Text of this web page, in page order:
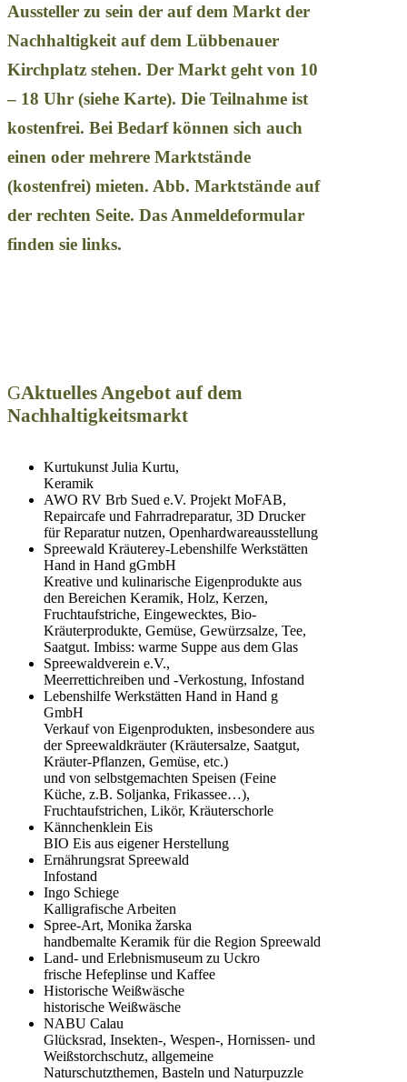
Aussteller zu sein der auf dem Markt der
Nachhaltigkeit auf dem Lübbenauer
Kirchplatz stehen. Der Markt geht von 10
– 18 Uhr (siehe Karte). Die Teilnahme ist
kostenfrei. Bei Bedarf können sich auch
einen oder mehrere Marktstände
(kostenfrei) mieten. Abb. Marktstände auf
der rechten Seite. Das Anmeldeformular
finden sie links.
Aktuelles Angebot auf dem
Nachhaltigkeitsmarkt
Kurtukunst Julia Kurtu,
Keramik
AWO RV Brb Sued e.V. Projekt MoFAB,
Repaircafe und Fahrradreparatur, 3D Drucker
für Reparatur nutzen, Openhardwareausstellung
Spreewald Kräuterey-Lebenshilfe Werkstätten
Hand in Hand gGmbH
Kreative und kulinarische Eigenprodukte aus
den Bereichen Keramik, Holz, Kerzen,
Fruchtaufstriche, Eingewecktes, Bio-
Kräuterprodukte, Gemüse, Gewürzsalze, Tee,
Saatgut. Imbiss: warme Suppe aus dem Glas
Spreewaldverein e.V.,
Meerrettichreiben und -Verkostung, Infostand
Lebenshilfe Werkstätten Hand in Hand g
GmbH
Verkauf von Eigenprodukten, insbesondere aus
der Spreewaldkräuter (Kräutersalze, Saatgut,
Kräuter-Pflanzen, Gemüse, etc.)
und von selbstgemachten Speisen (Feine
Küche, z.B. Soljanka, Frikassee…),
Fruchtaufstrichen, Likör, Kräuterschorle
Kännchenklein Eis
BIO Eis aus eigener Herstellung
Ernährungsrat Spreewald
Infostand
Ingo Schiege
Kalligrafische Arbeiten
Spree-Art, Monika žarska
handbemalte Keramik für die Region Spreewald
Land- und Erlebnismuseum zu Uckro
frische Hefeplinse und Kaffee
Historische Weißwäsche
historische Weißwäsche
NABU Calau
Glücksrad, Insekten-, Wespen-, Hornissen- und
Weißstorchschutz, allgemeine
Naturschutzthemen, Basteln und Naturpuzzle